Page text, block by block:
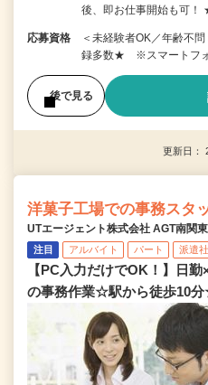
後、即お仕事開始も可
応募資格
＜未経験者OK／年齢不
録多数★ ※スマートフォ
後で見る
更新日：
洋菓子工場での事務スタ
UTエージェント株式会社 AGT南関
注目 アルバイト パート 派遣
【PC入力だけでOK！】日
の事務作業☆駅から徒歩10